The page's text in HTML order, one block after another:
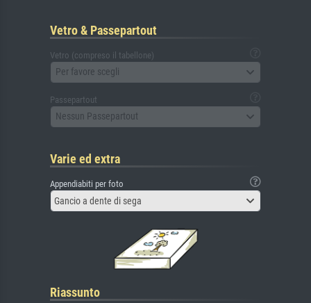
Vetro & Passepartout
Vetro (compreso il tabellone)
Per favore scegli
Passepartout
Nessun Passepartout
Varie ed extra
Appendiabiti per foto
Gancio a dente di sega
Riassunto